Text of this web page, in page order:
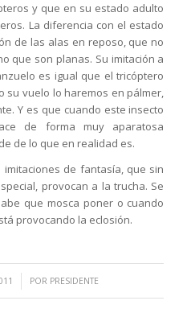
y que en su estado adulto
La diferencia con el estado
de las alas en reposo, que no
que son planas. Su imitación a
es igual que el tricóptero
su vuelo lo haremos en pálmer,
Y es que cuando este insecto
de forma muy aparatosa
de lo que en realidad es.
de fantasía, que sin
provocan a la trucha. Se
que mosca poner o cuando
provocando la eclosión.
POR PRESIDENTE